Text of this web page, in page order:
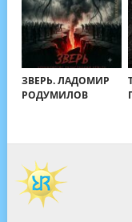
ЗВЕРЬ. ЛАДОМИР
РОДУМИЛОВ